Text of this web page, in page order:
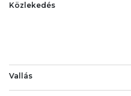
Közlekedés
Vallás